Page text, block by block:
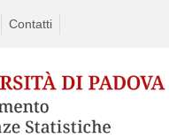
Contatti